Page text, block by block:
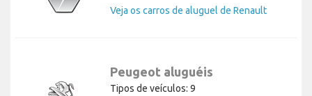
Veja os carros de aluguel de Renault
Peugeot aluguéis
Tipos de veículos: 9